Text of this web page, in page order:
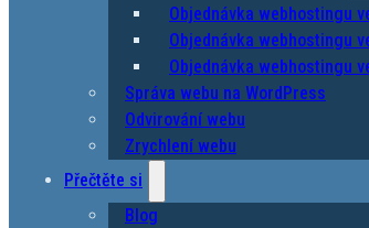
Objednávka webhostingu
Objednávka webhostingu
Objednávka webhostingu
Správa webu na WordPress
Odvirování webu
Zrychlení webu
Přečtěte si
Blog